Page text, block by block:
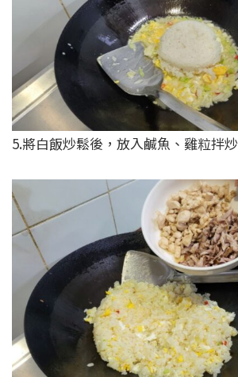
5.將白飯炒鬆後，放入鹹魚、雞粒拌炒